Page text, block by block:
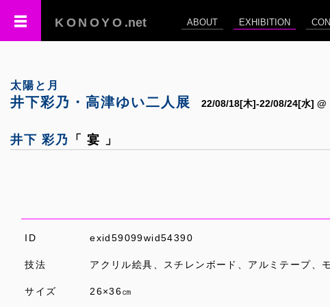
KONOYO .net ABOUT EXHIBITION
太陽と月
井下彩乃・高津ゆい二人展 22/08/18[木]-22/08/24[水] @
井下 彩乃 「 宴 」
ID exid59099wid54390
技法 アクリル絵具、スチレンボード、アルミテープ、
サイズ 26×36㎝